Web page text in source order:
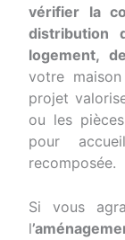
vérifier la
distribution
logement,
votre
projet
ou les
pour
recomposée.
Si vous
l